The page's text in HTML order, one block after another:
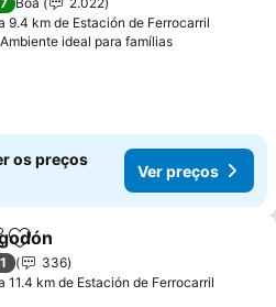
9.4 km de Estación de Ferrocarril
Ambiente ideal para famílias
os preços
Ver preços
Adicionar aos favoritos
336
11.4 km de Estación de Ferrocarril